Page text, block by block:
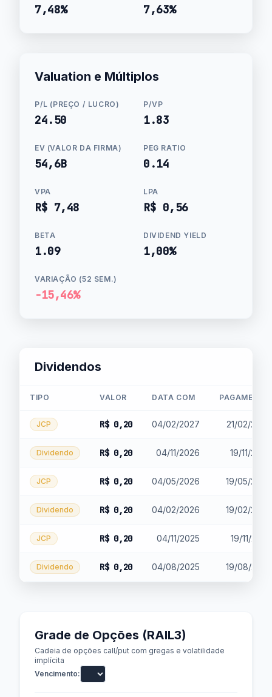
7,48% 7,63%
Valuation e Múltiplos
P/L (PREÇO / LUCRO)
24.50
P/VP
1.83
EV (VALOR DA FIRMA)
54,6B
PEG RATIO
0.14
VPA
R$ 7,48
LPA
R$ 0,56
BETA
1.09
DIVIDEND YIELD
1,00%
VARIAÇÃO (52 SEM.)
-15,46%
Dividendos
TIPO VALOR DATA COM PAGAMENTO
JCP R$ 0,20 04/02/2027 21/02/2027
Dividendo R$ 0,20 04/11/2026 19/11/2026
JCP R$ 0,20 04/05/2026 19/05/2026
Dividendo R$ 0,20 04/02/2026 19/02/2026
JCP R$ 0,20 04/11/2025 19/11/2025
Dividendo R$ 0,20 04/08/2025 19/08/2025
Grade de Opções (RAIL3)
Cadeia de opções call/put com gregas e volatilidade
implícita
Vencimento: